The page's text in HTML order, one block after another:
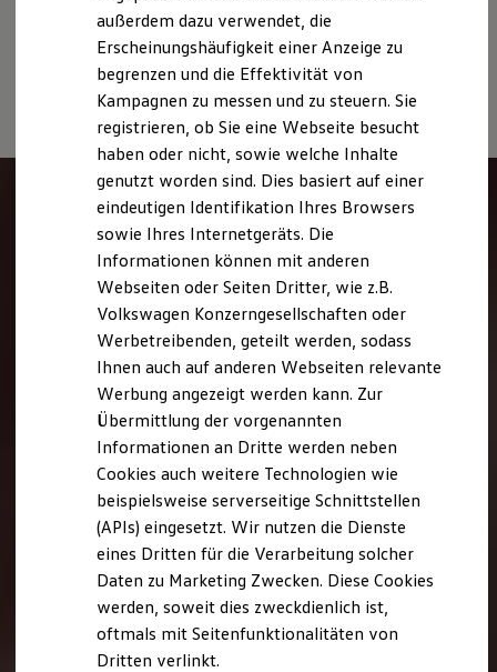
Schnittstellen zu Ihrem ID.
Marke und Erlebnis
Volkswagen R und R Experience
R-Modelle
R Experience
Driving Experience
Volkswagen entdecken
Werkbesichtigung
Lifestyle Shop
T-Roc Kollektion
Golf Kollektion
Volkswagen Kollektion
R-Kollektion
GTI Kollektion
Fußball Drop
we drive football
#wedriveproud
Besitzer und Service
myVolkswagen
Software Updates
Service und Ersatzteile
Inspektion und HU/AU
Reparaturen und Checks
Motorenöl und Flüssigkeiten
Räder und Reifen
Pannen- und Unfallhilfe
Economy Service
Volkswagen Teile
Zubehör
Modellspezifisches Zubehör
Witterungs- und Verkehrsbedingungen sowie dem
individuellen Fahrverhalten den Kraftstoffverbrauch, den
Stromverbrauch, die CO₂-Emissionen und die
Fahrleistungswerte eines Fahrzeugs beeinflussen.
außerdem dazu verwendet, die
Erscheinungshäufigkeit einer Anzeige zu
begrenzen und die Effektivität von
Kampagnen zu messen und zu steuern. Sie
registrieren, ob Sie eine Webseite besucht
haben oder nicht, sowie welche Inhalte
genutzt worden sind. Dies basiert auf einer
eindeutigen Identifikation Ihres Browsers
sowie Ihres Internetgeräts. Die
Informationen können mit anderen
Webseiten oder Seiten Dritter, wie z.B.
Volkswagen Konzerngesellschaften oder
Werbetreibenden, geteilt werden, sodass
Ihnen auch auf anderen Webseiten relevante
Werbung angezeigt werden kann. Zur
Übermittlung der vorgenannten
Informationen an Dritte werden neben
Cookies auch weitere Technologien wie
beispielsweise serverseitige Schnittstellen
(APIs) eingesetzt. Wir nutzen die Dienste
eines Dritten für die Verarbeitung solcher
Daten zu Marketing Zwecken. Diese Cookies
werden, soweit dies zweckdienlich ist,
oftmals mit Seitenfunktionalitäten von
Dritten verlinkt.